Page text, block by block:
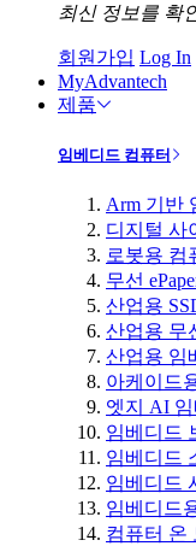
최신 정보를 확
회원가입 Log In
MyAdvantech
제품
임베디드 컴퓨터
Arm 기반
디지털 사
로봇용 컴
무선
산업용
산업용 무
산업용 임
아케이드
엣지 AI
임베디드
임베디드
임베디드
임베디드
컴퓨터 온